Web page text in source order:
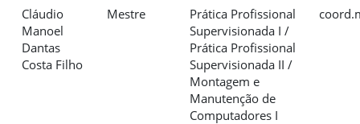
Cláudio
Manoel
Dantas
Costa Filho
Mestre
Prática Profissional
Supervisionada I /
Prática Profissional
Supervisionada II /
Montagem e
Manutenção de
Computadores I